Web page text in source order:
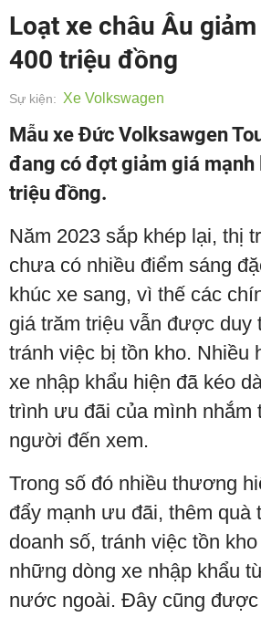
Loạt xe châu Âu
400 triệu đồng
Sự kiện: Xe Volkswagen
Mẫu xe Đức Volksawgen
đang có đợt giảm giá mạnh
triệu đồng.
Năm 2023 sắp khép lại, thị
chưa có nhiều điểm sáng
khúc xe sang, vì thế các
giá trăm triệu vẫn được duy
tránh việc bị tồn kho. Nhiều
xe nhập khẩu hiện đã kéo
trình ưu đãi của mình nhắm
người đến xem.
Trong số đó nhiều thương
đẩy mạnh ưu đãi, thêm quà
doanh số, tránh việc tồn
những dòng xe nhập khẩu
nước ngoài. Đây cũng được